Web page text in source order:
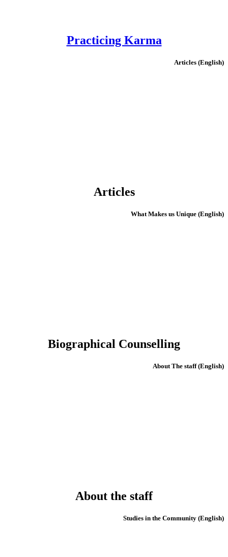
Practicing Karma
(English) Articles
Articles
(English) What Makes us Unique
Biographical Counselling
(English) About The staff
About the staff
(English) Studies in the Community